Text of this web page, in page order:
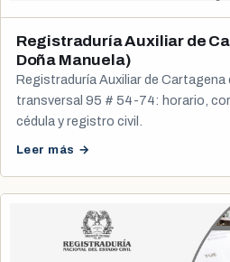
Registraduría Auxiliar de
Doña Manuela)
Registraduría Auxiliar de Cartagena
transversal 95 # 54-74: horario,
cédula y registro civil.
Leer más →